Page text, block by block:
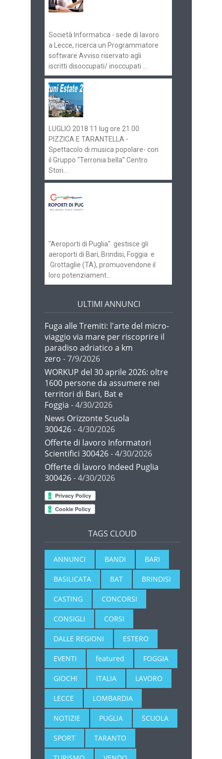
Società Informatica - sede di lavoro
a Lecce, ricerca un Programmatore
software Avviso riservato agli
iscritti disoccupati/ inoccupati ...
LUGLIO 2018 11 lug ore 21.00
PIZZICA E TARANTELLA -
Spettacolo di musica popolare- con
il Gruppo “Terronia bella” Centro
Stori...
"Aeroporti di Puglia" gestisce gli
aeroporti di Bari, Brindisi, Foggia e
Grottaglie (TA), promuovendone il
loro potenziament...
ULTIMI ANNUNCI
Fuga alle Tremiti: l'arte del micro-
viaggio via mare per riscoprire il
paradiso adriatico a km
zero - 7/9/2026
WORKUP del 30 aprile 2026: oltre
1600 persone da assumere nei
territori di Bari, Bat e
Foggia - 4/30/2026
News Orizzonte Scuola
300426- 4/30/2026
Offerte di lavoro Informatori
Scientifici 300426- 4/30/2026
Offerte di lavoro Indeed Puglia
300426- 4/30/2026
TAGS CLOUD
ANNUNCI BANDI BARI
BASILICATA BAT BRINDISI
CASTING CONCORSI
CONSIGLI CORSI
DALLE REGIONI ESTERO
EVENTI featured FOGGIA
GIOCHI ITALIA LAVORO
LECCE LOMBARDIA
NOTIZIE PUGLIA SCUOLA
SPORT TARANTO